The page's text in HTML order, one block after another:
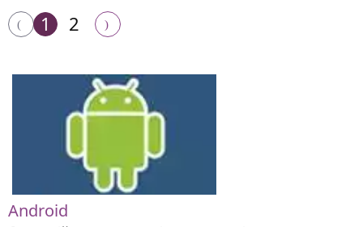
1 2
Android